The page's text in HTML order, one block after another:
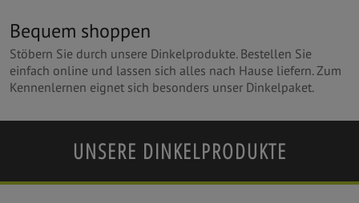
Bequem shoppen
Stöbern Sie durch unsere Dinkelprodukte. Bestellen Sie
einfach online und lassen sich alles nach Hause liefern. Zum
Kennenlernen eignet sich besonders unser Dinkelpaket.
UNSERE DINKELPRODUKTE